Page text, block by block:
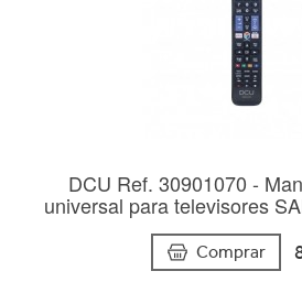
DCU Ref. 30901070 -
universal para televisores
Comprar